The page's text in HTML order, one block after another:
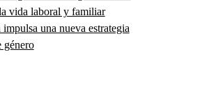
vida laboral y familiar
una nueva estrategia
género